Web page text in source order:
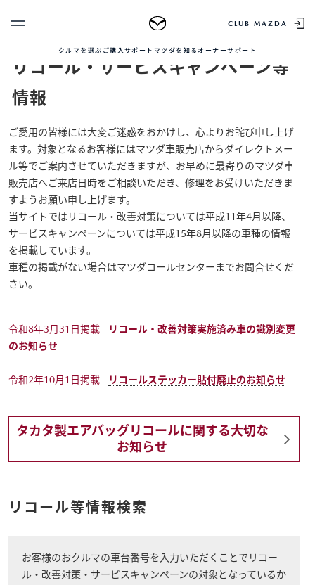
CLUB MAZDA
クルマを選ぶ ご購入サポート マツダを知る オーナーサポート
クルマを選ぶ
車種・グレード比較
ご購入サポート
クルマ購入ガイド
販売店検索
試乗車検索
購入相談
オーナーサポート
企業・IR・採用
新規会員登録
CLUB MAZDAとは
ゲスト 様
QRコード
登録情報の変更
お知らせ配信の登録・解除
ログアウト
キャンペーン等情報
MENU
リコール・サービスキャンペーン等
情報
ご愛用の皆様には大変ご迷惑をおかけし、心よりお詫び申し上げ
ます。対象となるお客様にはマツダ車販売店からダイレクトメー
ル等でご案内させていただきますが、お早めに最寄りのマツダ車
販売店へご来店日時をご相談いただき、修理をお受けいただきま
すようお願い申し上げます。
当サイトではリコール・改善対策については平成11年4月以降、
サービスキャンペーンについては平成15年8月以降の車種の情報
を掲載しています。
車種の掲載がない場合はマツダコールセンターまでお問合せくだ
さい。
令和8年3月31日掲載
リコール・改善対策実施済み車の識別変更
のお知らせ
令和2年10月1日掲載 リコールステッカー貼付廃止のお知らせ
タカタ製エアバッグリコールに関する大切な
お知らせ
リコール等情報検索
お客様のおクルマの車台番号を入力いただくことでリコー
ル・改善対策・サービスキャンペーンの対象となっているか